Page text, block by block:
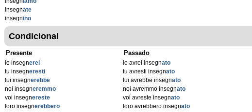
insegnate
insegnino
Condicional
Presente
io insegnerei
tu insegneresti
lui insegnerebbe
noi insegneremmo
voi insegnereste
loro insegnerebbero
Passado
io avrei insegnato
tu avresti insegnato
lui avrebbe insegnato
noi avremmo insegnato
voi avreste insegnato
loro avrebbero insegnato